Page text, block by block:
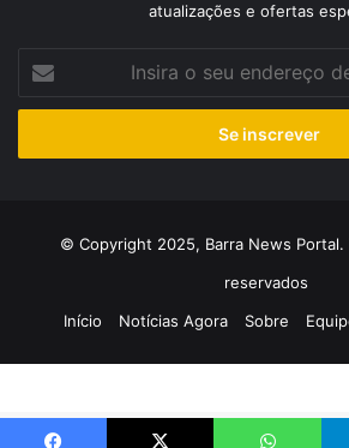
atualizações e ofertas
seu
de
© Copyright 2025, Barra News
reservados
Início
Notícias Agora Sobre
Mapa do Site